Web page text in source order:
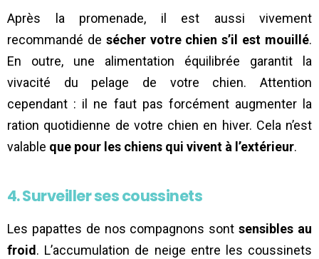
Après la promenade, il est aussi vivement
recommandé de sécher votre chien s’il est mouillé.
En outre, une alimentation équilibrée garantit la
vivacité du pelage de votre chien. Attention
cependant : il ne faut pas forcément augmenter la
ration quotidienne de votre chien en hiver. Cela n’est
valable que pour les chiens qui vivent à l’extérieur.
4. Surveiller ses coussinets
Les papattes de nos compagnons sontsensibles au
froid. L’accumulation de neige entre les coussinets